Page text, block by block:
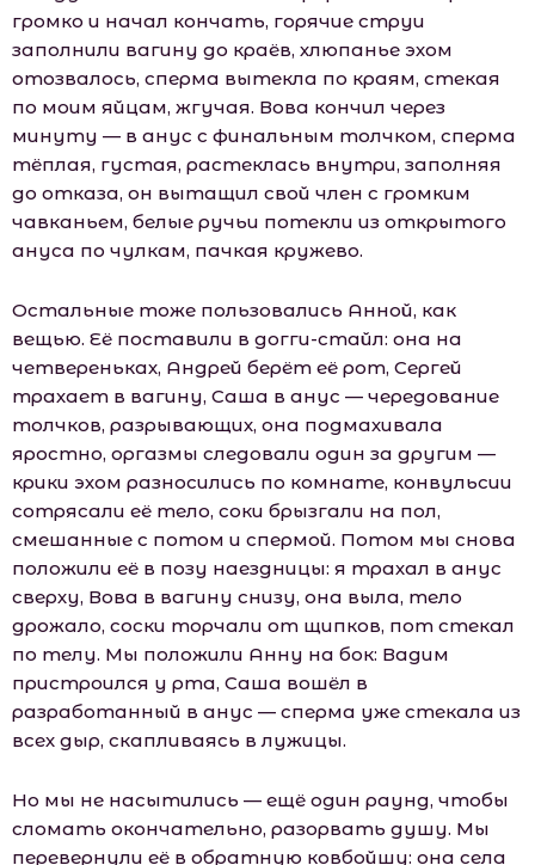
громко и начал кончать, горячие струи
заполнили вагину до краёв, хлюпанье эхом
отозвалось, сперма вытекла по краям, стекая
по моим яйцам, жгучая. Вова кончил через
минуту — в анус с финальным толчком, сперма
тёплая, густая, растеклась внутри, заполняя
до отказа, он вытащил свой член с громким
чавканьем, белые ручьи потекли из открытого
ануса по чулкам, пачкая кружево.
Остальные тоже пользовались Анной, как
вещью. Её поставили в догги-стайл: она на
четвереньках, Андрей берёт её рот, Сергей
трахает в вагину, Саша в анус — чередование
толчков, разрывающих, она подмахивала
яростно, оргазмы следовали один за другим —
крики эхом разносились по комнате, конвульсии
сотрясали её тело, соки брызгали на пол,
смешанные с потом и спермой. Потом мы снова
положили её в позу наездницы: я трахал в анус
сверху, Вова в вагину снизу, она выла, тело
дрожало, соски торчали от щипков, пот стекал
по телу. Мы положили Анну на бок: Вадим
пристроился у рта, Саша вошёл в
разработанный в анус — сперма уже стекала из
всех дыр, скапливаясь в лужицы.
Но мы не насытились — ещё один раунд, чтобы
сломать окончательно, разорвать душу. Мы
перевернули её в обратную ковбойшу: она села